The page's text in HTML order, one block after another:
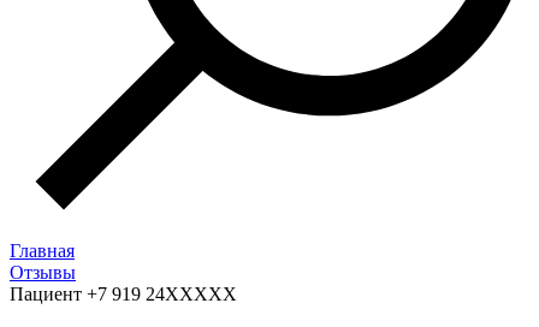
Главная
Отзывы
Пациент +7 919 24XXXXX